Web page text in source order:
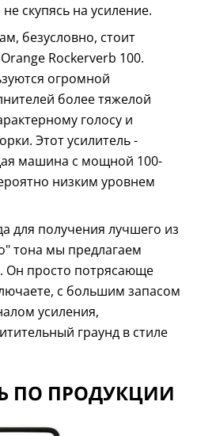
скупясь на усиление.
безусловно, стоит
Rockerverb 100.
огромной
более тяжелой
голосу и
Этот усилитель -
машина с мощной 100-
низким уровнем
для получения лучшего из
тона мы предлагаем
Он просто потрясающе
с большим запасом
усиления,
граунд в стиле
ПО ПРОДУКЦИИ